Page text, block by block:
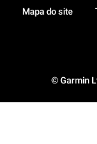
© Garmin
Mapa do site